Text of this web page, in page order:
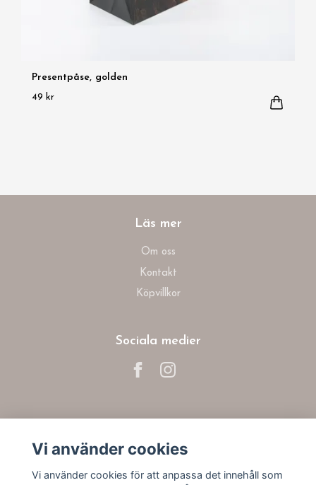
Presentpåse, golden
49 kr
Läs mer
Om oss
Kontakt
Köpvillkor
Sociala medier
Vi använder cookies
Vi använder cookies för att anpassa det innehåll som